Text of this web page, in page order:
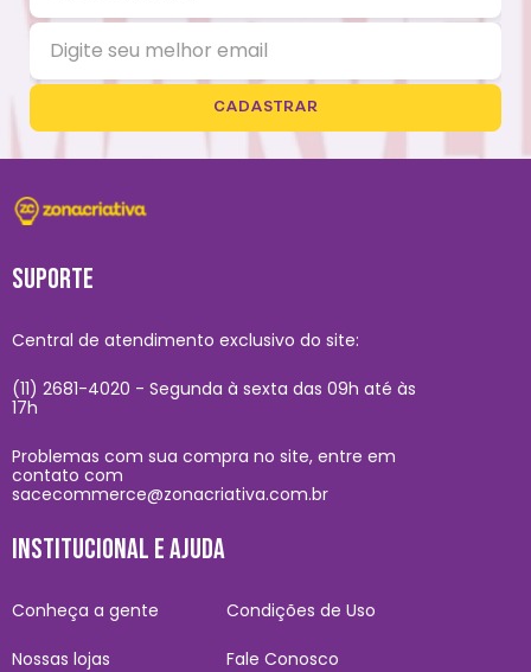
CADASTRAR
SUPORTE
Central de atendimento exclusivo do site:
(11) 2681-4020 - Segunda à sexta das 09h até às
17h
Problemas com sua compra no site, entre em
contato com
sacecommerce@zonacriativa.com.br
INSTITUCIONAL E AJUDA
Conheça a gente
Nossas lojas
Condições de Uso
Fale Conosco